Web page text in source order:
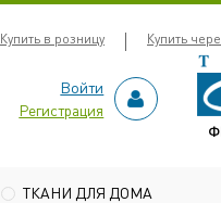
Купить в розницу Купить
Войти
Регистрация
ТКАНИ ДЛЯ ДОМА